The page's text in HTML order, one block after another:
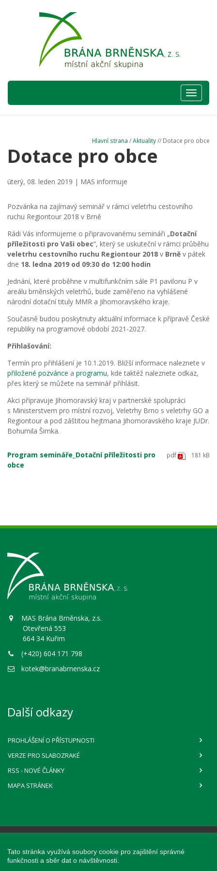
Hlavní
nabídka
Hlavní strana /Aktuality// Dotace pro obce
Dotace pro obce
úterý, 08. leden 2019 | MAS informuje
Pozvánka na zajímavý seminář v rámci veletrhu cestovního
ruchu Regiontour 2018 v Brně
Rádi Vás informujeme o připravovanému semináři „Dotační
příležitosti pro Vaši obec“, který se uskuteční v rámci průběhu
veletrhu cestovního ruchu Regiontour 2018 v Brně v pátek
dne 18. ledna 2019 od 09:30 do 12:00 hodin
Jednání, které proběhne v multifunkčním sále P1 pavilonu P v
areálu brněnských veletrhů, bude zaměřeno na vyhlášené
národní dotační tituly MMR a Jihomoravského kraje.
Současně budou poskytnuty aktuální informace k přípravě České
republiky na programové období 2021-2027.
Přihlašování:
Termín pro přihlášení je 10.1.2019. Bližší informace naleznete v
přiložené pozvánce a programu, kde taktéž naleznete odkaz,
přes který se můžete na seminář přihlásit.
Akci připravuje Jihomoravský kraj v partnerské spolupráci
s Ministerstvem pro místní rozvoj, Veletrhy Brno s veletrhy GO a
Regiontour a pod záštitou hejtmana Jihomoravského kraje JUDr.
Bohumila Šimka.
Program semináře_Dotační příležitosti pro
obce
pdf 181 kB
MAS Brána Brněnska, z.s.
Otevřená 553
664 34 Kuřim
(+420) 604 171 798
kotek@branabrnenska.cz
Další odkazy
PROHLÁŠENÍ O PŘÍSTUPNOSTI
VERZE PRO SLABOZRAKÉ
RSS - NOVÉ ČLÁNKY
MAPA STRÁNEK
Webové stránky pro obce a občany
provozujeObce na webu s.r.o.
Tato stránka využívá soubory cookie pro zajištění správné
funkčnosti a sběr dat o návštěvnosti.